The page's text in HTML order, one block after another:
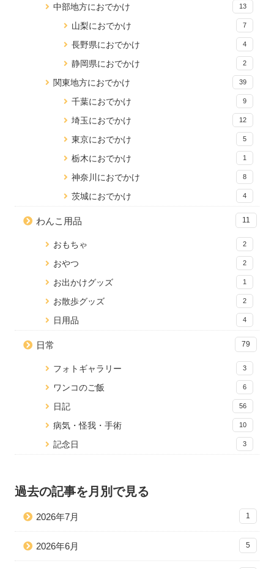
中部地方におでかけ 13
山梨におでかけ 7
長野県におでかけ 4
静岡県におでかけ 2
関東地方におでかけ 39
千葉におでかけ 9
埼玉におでかけ 12
東京におでかけ 5
栃木におでかけ 1
神奈川におでかけ 8
茨城におでかけ 4
わんこ用品 11
おもちゃ 2
おやつ 2
お出かけグッズ 1
お散歩グッズ 2
日用品 4
日常 79
フォトギャラリー 3
ワンコのご飯 6
日記 56
病気・怪我・手術 10
記念日 3
過去の記事を月別で見る
2026年7月 1
2026年6月 5